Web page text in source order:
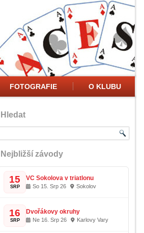
FOTOGRAFIE O KLUBU
Hledat
Nejbližší závody
15
SRP
VC Sokolova v triatlonu
So 15. Srp 26 Sokolov
16
SRP
Dvořákovy okruhy
Ne 16. Srp 26 Karlovy Vary